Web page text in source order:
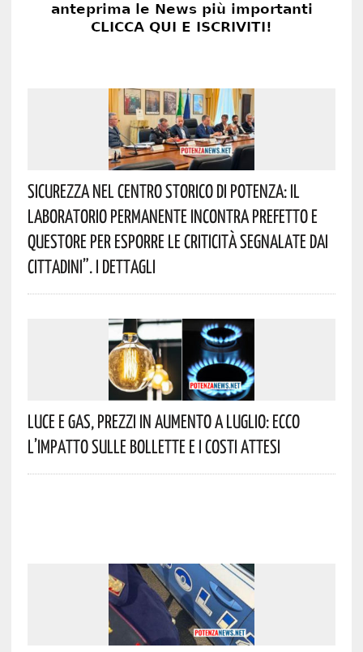
Sicurezza Nel Centro Storico Di Potenza: Il
Laboratorio Permanente Incontra Prefetto E
Questore Per Esporre Le Criticità Segnalate Dai
Cittadini”. I Dettagli
Luce E Gas, Prezzi In Aumento A Luglio: Ecco
L’impatto Sulle Bollette E I Costi Attesi